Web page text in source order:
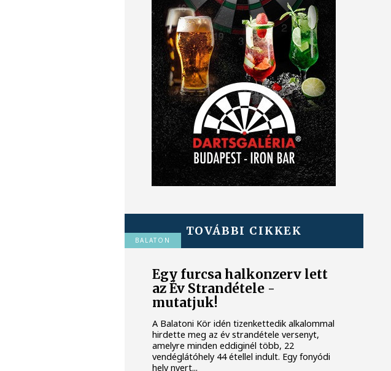
TOVÁBBI CIKKEK
BALATON
Egy furcsa halkonzerv lett
az Év Strandétele -
mutatjuk!
A Balatoni Kör idén tizenkettedik alkalommal
hirdette meg az év strandétele versenyt,
amelyre minden eddiginél több, 22
vendéglátóhely 44 étellel indult. Egy fonyódi
hely nyert...